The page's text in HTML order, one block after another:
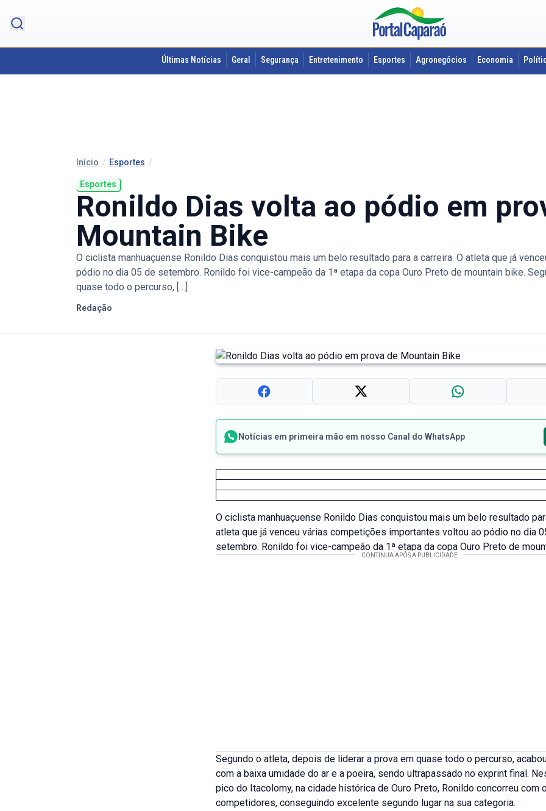
Últimas Notícias Geral Segurança Entretenimento Esportes Agronegócios Economia
Início / Esportes /
Esportes
Ronildo Dias volta ao pódio em
Mountain Bike
O ciclista manhuaçuense Ronildo Dias conquistou mais um belo resultado para a carreira. O atleta que já
pódio no dia 05 de setembro. Ronildo foi vice-campeão da 1ª etapa da copa Ouro Preto de mountain bike.
quase todo o percurso, […]
Redação
Notícias em primeira mão em nosso Canal do WhatsApp
O ciclista manhuaçuense Ronildo Dias conquistou mais um belo resultado
atleta que já venceu várias competições importantes voltou ao pódio no dia
setembro. Ronildo foi vice-campeão da 1ª etapa da copa Ouro Preto de
Segundo o atleta, depois de liderar a prova em quase todo o percurso,
com a baixa umidade do ar e a poeira, sendo ultrapassado no exprint final.
pico do Itacolomy, na cidade histórica de Ouro Preto, Ronildo concorreu com
competidores, conseguindo excelente segundo lugar na sua categoria.